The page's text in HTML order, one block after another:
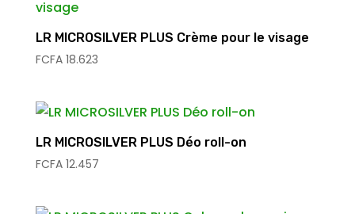
LR MICROSILVER PLUS Crème pour le visage
FCFA18.623
LR MICROSILVER PLUS Déo roll-on
FCFA12.457